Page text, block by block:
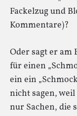
Fackelzug und
Kommentare)?
Oder sagt er am
für einen
ein ein
nicht sagen,
nur Sachen, die